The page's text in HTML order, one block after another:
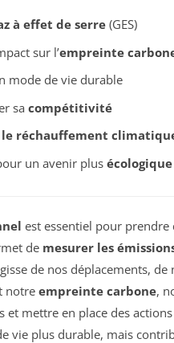
à effet de serre(GES)
sur l’empreinte
mode de vie durable
sa compétitivité
réchauffement
un avenir plus écologique
est essentiel pour
de mesurer les
de nos déplacements,
notre empreinte carbone,
mettre en place des
vie plus durable, mais